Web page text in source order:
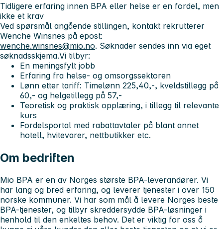
Tidligere erfaring innen BPA eller helse er en fordel, men
ikke et krav
Ved spørsmål angående stillingen, kontakt rekrutterer
Wenche Winsnes på epost:
wenche.winsnes@mio.no. Søknader sendes inn via eget
søknadsskjema.Vi tilbyr:
En meningsfylt jobb
Erfaring fra helse- og omsorgssektoren
Lønn etter tariff: Timelønn 225,40,-, kveldstillegg på
60,- og helgetillegg på 57,-
Teoretisk og praktisk opplæring, i tillegg til relevante
kurs
Fordelsportal med rabattavtaler på blant annet
hotell, hvitevarer, nettbutikker etc.
Om bedriften
Mio BPA er en av Norges største BPA-leverandører. Vi
har lang og bred erfaring, og leverer tjenester i over 150
norske kommuner. Vi har som mål å levere Norges beste
BPA-tjenester, og tilbyr skreddersydde BPA-løsninger i
henhold til den enkeltes behov. Det er viktig for oss å